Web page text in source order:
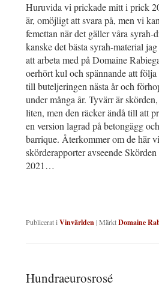
Huruvida vi prickade mitt i prick
är, omöjligt att svara på, men vi
femettan när det gäller våra syrah-
kanske det bästa syrah-material
att arbeta med på Domaine
oerhört kul och spännande att
till buteljeringen nästa år och
under många år. Tyvärr är
liten, men den räcker ändå till att
en version lagrad på betongägg
barrique. Återkommer om de här
skörderapporter avseende
2021…
Publicerat i Vinvärlden|MärktDomaine
Hundraeurosrosé